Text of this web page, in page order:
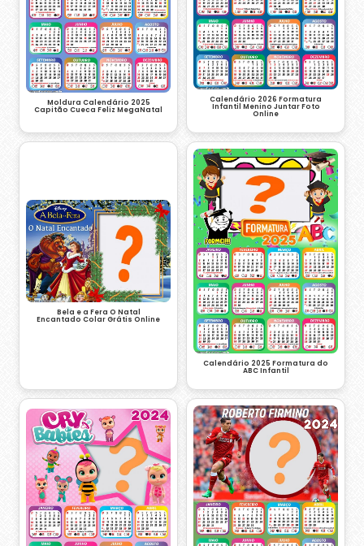
Moldura Calendário 2025
Capitão Cueca Feliz MegaNatal
Calendário 2026 Formatura
Infantil Menino Juntar Foto
Online
Bela e a Fera O Natal
Encantado Colar Grátis Online
Calendário 2025 Formatura do
ABC Infantil